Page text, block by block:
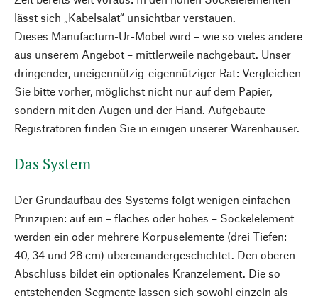
lässt sich „Kabelsalat“ unsichtbar verstauen.
Dieses Manufactum-Ur-Möbel wird – wie so vieles andere
aus unserem Angebot – mittlerweile nachgebaut. Unser
dringender, uneigennützig-eigennütziger Rat: Vergleichen
Sie bitte vorher, möglichst nicht nur auf dem Papier,
sondern mit den Augen und der Hand. Aufgebaute
Registratoren finden Sie in einigen unserer Warenhäuser.
Das System
Der Grundaufbau des Systems folgt wenigen einfachen
Prinzipien: auf ein – flaches oder hohes – Sockelelement
werden ein oder mehrere Korpuselemente (drei Tiefen:
40, 34 und 28 cm) übereinandergeschichtet. Den oberen
Abschluss bildet ein optionales Kranzelement. Die so
entstehenden Segmente lassen sich sowohl einzeln als